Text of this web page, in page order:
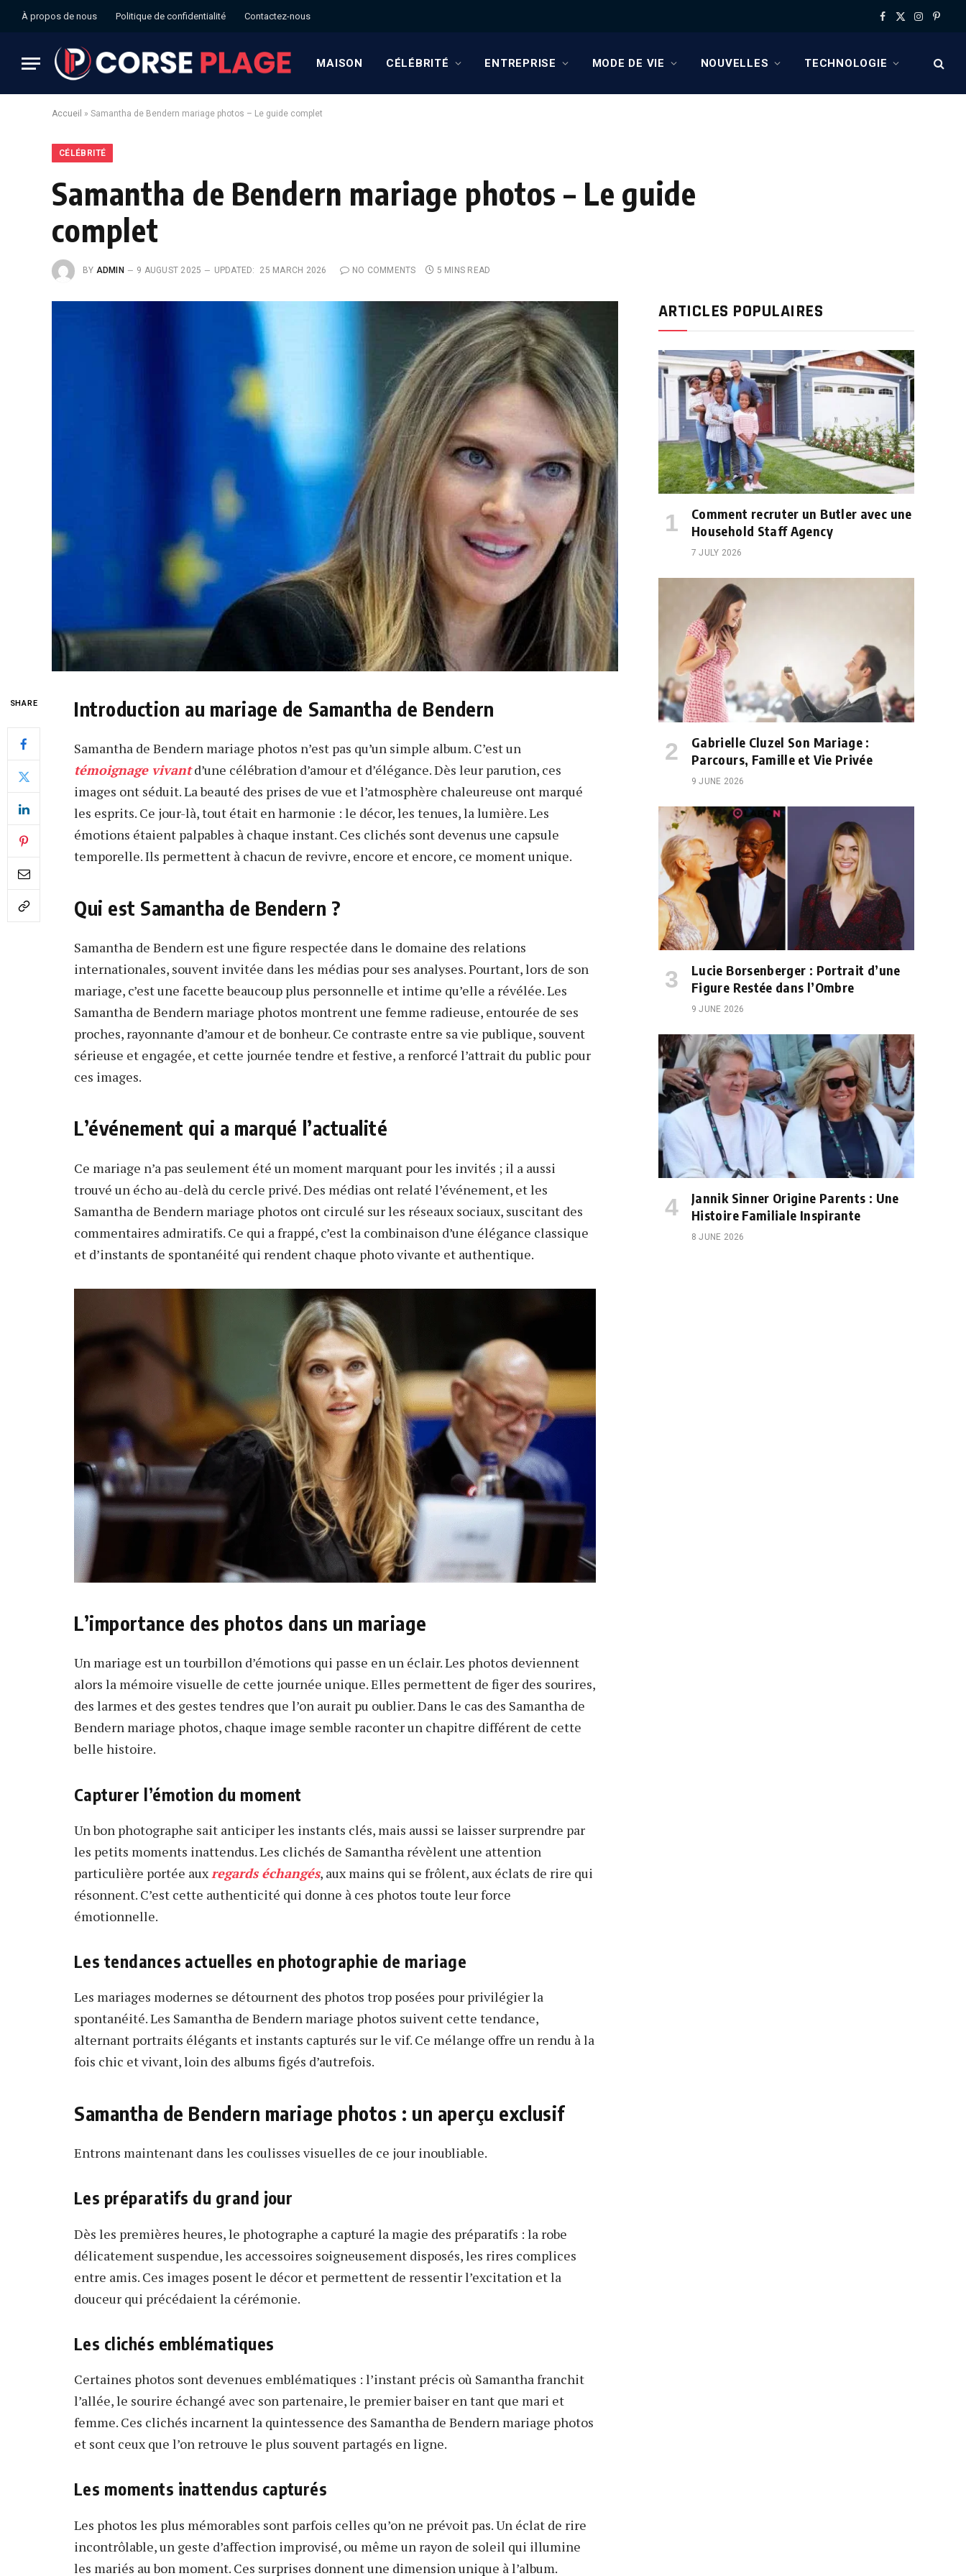
À propos de nous Politique de confidentialité Contactez-nous Facebook
X
Instagram
MAISON CÉLÉBRITÉ ENTREPRISE MODE DE VIE NOUVELLES TECHNOLOGIE
Accueil » Samantha de Bendern mariage photos – Le guide complet
CÉLÉBRITÉ
Samantha de Bendern mariage photos – Le guide
complet
BY ADMIN 9 AUGUST 2025 UPDATED: 25 MARCH 2026 NO COMMENTS 5 MINS READ
SHARE Introduction au mariage de Samantha de Bendern
Samantha de Bendern mariage photos n’est pas qu’un simple album. C’est un
témoignage vivantd’une célébration d’amour et d’élégance. Dès leur parution, ces
images ont séduit. La beauté des prises de vue et l’atmosphère chaleureuse ont marqué
les esprits. Ce jour-là, tout était en harmonie : le décor, les tenues, la lumière. Les
émotions étaient palpables à chaque instant. Ces clichés sont devenus une capsule
temporelle. Ils permettent à chacun de revivre, encore et encore, ce moment unique.
Qui est Samantha de Bendern ?
Samantha de Bendern est une figure respectée dans le domaine des relations
internationales, souvent invitée dans les médias pour ses analyses. Pourtant, lors de son
mariage, c’est une facette beaucoup plus personnelle et intime qu’elle a révélée. Les
Samantha de Bendern mariage photos montrent une femme radieuse, entourée de ses
proches, rayonnante d’amour et de bonheur. Ce contraste entre sa vie publique, souvent
sérieuse et engagée, et cette journée tendre et festive, a renforcé l’attrait du public pour
ces images.
L’événement qui a marqué l’actualité
Ce mariage n’a pas seulement été un moment marquant pour les invités ; il a aussi
trouvé un écho au-delà du cercle privé. Des médias ont relaté l’événement, et les
Samantha de Bendern mariage photos ont circulé sur les réseaux sociaux, suscitant des
commentaires admiratifs. Ce qui a frappé, c’est la combinaison d’une élégance classique
et d’instants de spontanéité qui rendent chaque photo vivante et authentique.
L’importance des photos dans un mariage
Un mariage est un tourbillon d’émotions qui passe en un éclair. Les photos deviennent
alors la mémoire visuelle de cette journée unique. Elles permettent de figer des sourires,
des larmes et des gestes tendres que l’on aurait pu oublier. Dans le cas des Samantha de
Bendern mariage photos, chaque image semble raconter un chapitre différent de cette
belle histoire.
Capturer l’émotion du moment
Un bon photographe sait anticiper les instants clés, mais aussi se laisser surprendre par
les petits moments inattendus. Les clichés de Samantha révèlent une attention
particulière portée auxregards échangés, aux mains qui se frôlent, aux éclats de rire qui
résonnent. C’est cette authenticité qui donne à ces photos toute leur force
émotionnelle.
Les tendances actuelles en photographie de mariage
Les mariages modernes se détournent des photos trop posées pour privilégier la
spontanéité. Les Samantha de Bendern mariage photos suivent cette tendance,
alternant portraits élégants et instants capturés sur le vif. Ce mélange offre un rendu à la
fois chic et vivant, loin des albums figés d’autrefois.
Samantha de Bendern mariage photos : un aperçu exclusif
Entrons maintenant dans les coulisses visuelles de ce jour inoubliable.
Les préparatifs du grand jour
Dès les premières heures, le photographe a capturé la magie des préparatifs : la robe
délicatement suspendue, les accessoires soigneusement disposés, les rires complices
entre amis. Ces images posent le décor et permettent de ressentir l’excitation et la
douceur qui précédaient la cérémonie.
Les clichés emblématiques
Certaines photos sont devenues emblématiques : l’instant précis où Samantha franchit
l’allée, le sourire échangé avec son partenaire, le premier baiser en tant que mari et
femme. Ces clichés incarnent la quintessence des Samantha de Bendern mariage photos
et sont ceux que l’on retrouve le plus souvent partagés en ligne.
Les moments inattendus capturés
Les photos les plus mémorables sont parfois celles qu’on ne prévoit pas. Un éclat de rire
incontrôlable, un geste d’affection improvisé, ou même un rayon de soleil qui illumine
les mariés au bon moment. Ces surprises donnent une dimension unique à l’album.
ARTICLES POPULAIRES
Comment recruter un Butler avec une
Household Staff Agency
7 JULY 2026
Gabrielle Cluzel Son Mariage :
Parcours, Famille et Vie Privée
9 JUNE 2026
Lucie Borsenberger : Portrait d’une
Figure Restée dans l’Ombre
9 JUNE 2026
Jannik Sinner Origine Parents : Une
Histoire Familiale Inspirante
8 JUNE 2026